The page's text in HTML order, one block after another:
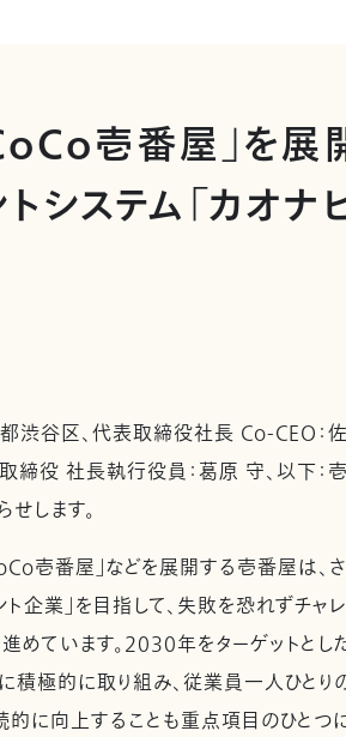
壱番屋」を
システム「カオナ
渋谷区、代表取締役社長 Co-CEO：
締役 社長執行役員：葛原 守、以下：壱
せします。
壱番屋」などを展開する壱番屋は、
ト企業」を目指して、失敗を恐れずチ
めています。2030年をターゲットと
極的に取り組み、従業員一人ひとり
に向上することも重点項目のひとつに